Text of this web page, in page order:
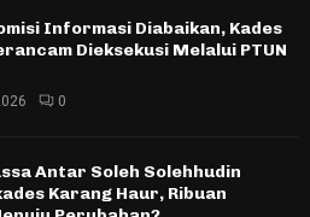
Informasi Diabaikan, Kades
Dieksekusi Melalui PTUN
0
Antar Soleh Solehhudin
Karang Haur, Ribuan